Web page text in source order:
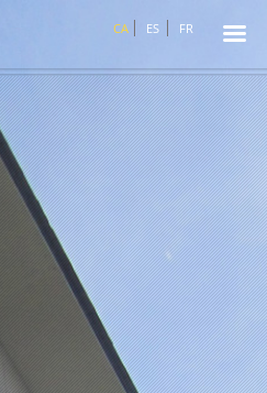
☰
CA ES FR